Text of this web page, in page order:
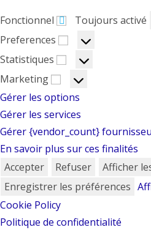
Fonctionnel Fonctionnel
Toujours activé
Preferences
Preferences
Statistiques Statistiques
Marketing Marketing
Gérer les options
Gérer les services
Gérer {vendor_count}
En savoir plus sur ces finalités
Accepter
Refuser
Afficher
Enregistrer les préférences
Cookie Policy
Politique de confidentialité